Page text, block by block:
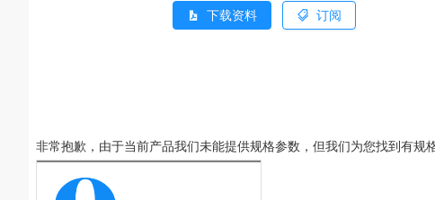
下载资料 订阅
非常抱歉，由于当前产品我们未能提供规格参数，但我们为您找到有规